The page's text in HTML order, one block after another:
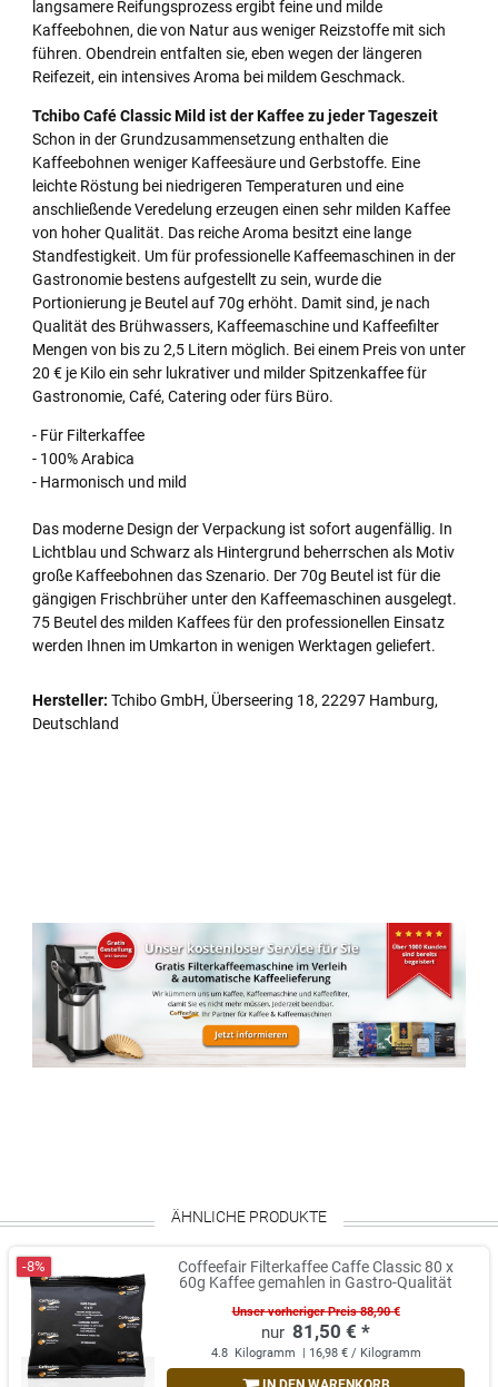
langsamere Reifungsprozess ergibt feine und milde
Kaffeebohnen, die von Natur aus weniger Reizstoffe mit sich
führen. Obendrein entfalten sie, eben wegen der längeren
Reifezeit, ein intensives Aroma bei mildem Geschmack.
Tchibo Café Classic Mild ist der Kaffee zu jeder Tageszeit
Schon in der Grundzusammensetzung enthalten die
Kaffeebohnen weniger Kaffeesäure und Gerbstoffe. Eine
leichte Röstung bei niedrigeren Temperaturen und eine
anschließende Veredelung erzeugen einen sehr milden Kaffee
von hoher Qualität. Das reiche Aroma besitzt eine lange
Standfestigkeit. Um für professionelle Kaffeemaschinen in der
Gastronomie bestens aufgestellt zu sein, wurde die
Portionierung je Beutel auf 70g erhöht. Damit sind, je nach
Qualität des Brühwassers, Kaffeemaschine und Kaffeefilter
Mengen von bis zu 2,5 Litern möglich. Bei einem Preis von unter
20 € je Kilo ein sehr lukrativer und milder Spitzenkaffee für
Gastronomie, Café, Catering oder fürs Büro.
- Für Filterkaffee
- 100% Arabica
- Harmonisch und mild
Das moderne Design der Verpackung ist sofort augenfällig. In
Lichtblau und Schwarz als Hintergrund beherrschen als Motiv
große Kaffeebohnen das Szenario. Der 70g Beutel ist für die
gängigen Frischbrüher unter den Kaffeemaschinen ausgelegt.
75 Beutel des milden Kaffees für den professionellen Einsatz
werden Ihnen im Umkarton in wenigen Werktagen geliefert.
Hersteller: Tchibo GmbH, Überseering 18, 22297 Hamburg,
Deutschland
ÄHNLICHE PRODUKTE
-8%
Coffeefair Filterkaffee Caffe Classic 80 x
60g Kaffee gemahlen in Gastro-Qualität
Unser vorheriger Preis 88,90 €
81,50 € *
4.8 Kilogramm | 16,98 € / Kilogramm